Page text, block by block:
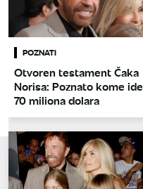
POZNATI
Otvoren testament Čaka
Norisa: Poznato kome ide
70 miliona dolara